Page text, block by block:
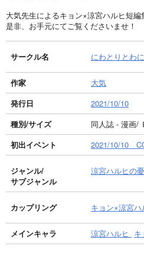
大気先生によるキョン×涼宮ハルヒ短編
是非、お手元にてご覧くださいませ！
サークル名 にわとりとわに
作家
大気
発行日
2021/10/10
種別/サイズ
同人誌 - 漫画/
初出イベント
2021/10/10
ジャンル/
サブジャンル
涼宮ハルヒの
カップリング キョン×涼宮ハ
メインキャラ 涼宮ハルヒ キ